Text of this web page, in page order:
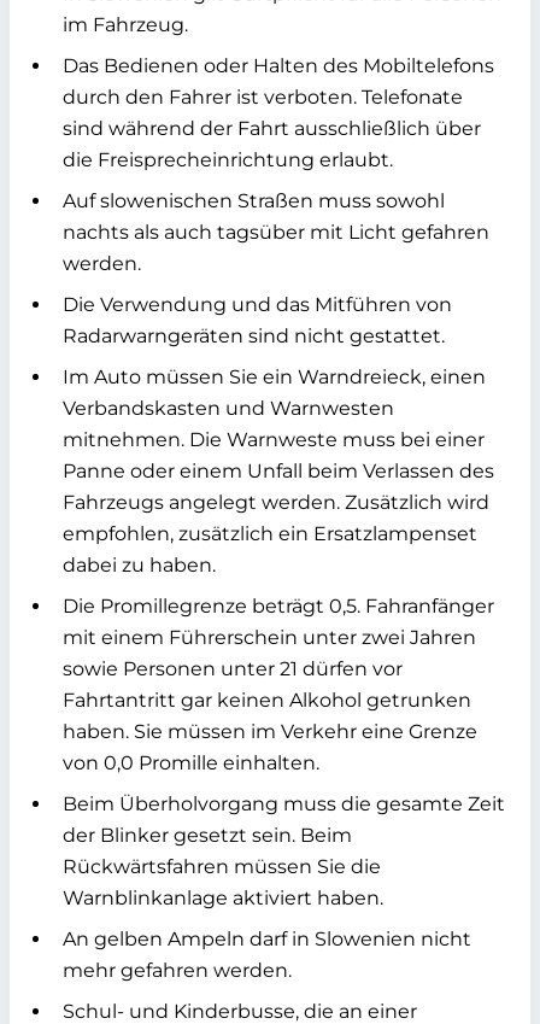
im Fahrzeug.
Das Bedienen oder Halten des Mobiltelefons
durch den Fahrer ist verboten. Telefonate
sind während der Fahrt ausschließlich über
die Freisprecheinrichtung erlaubt.
Auf slowenischen Straßen muss sowohl
nachts als auch tagsüber mit Licht gefahren
werden.
Die Verwendung und das Mitführen von
Radarwarngeräten sind nicht gestattet.
Im Auto müssen Sie ein Warndreieck, einen
Verbandskasten und Warnwesten
mitnehmen. Die Warnweste muss bei einer
Panne oder einem Unfall beim Verlassen des
Fahrzeugs angelegt werden. Zusätzlich wird
empfohlen, zusätzlich ein Ersatzlampenset
dabei zu haben.
Die Promillegrenze beträgt 0,5. Fahranfänger
mit einem Führerschein unter zwei Jahren
sowie Personen unter 21 dürfen vor
Fahrtantritt gar keinen Alkohol getrunken
haben. Sie müssen im Verkehr eine Grenze
von 0,0 Promille einhalten.
Beim Überholvorgang muss die gesamte Zeit
der Blinker gesetzt sein. Beim
Rückwärtsfahren müssen Sie die
Warnblinkanlage aktiviert haben.
An gelben Ampeln darf in Slowenien nicht
mehr gefahren werden.
Schul- und Kinderbusse, die an einer